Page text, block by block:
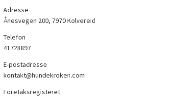
Adresse
Ånesvegen 200, 7970Kolvereid
Telefon
41728897
E-postadresse
kontakt@hundekroken.com
Foretaksregisteret